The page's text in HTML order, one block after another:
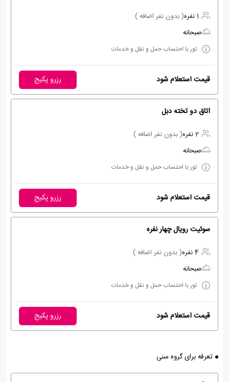
1 نفره
( بدون نفر اضافه )
صبحانه
تور با احتساب حمل و نقل و خدمات
قیمت استعلام شود رزرو پکیج
اتاق دو تخته دبل
2 نفره
( بدون نفر اضافه )
صبحانه
تور با احتساب حمل و نقل و خدمات
قیمت استعلام شود رزرو پکیج
سوئیت رویال چهار نفره
4 نفره
( بدون نفر اضافه )
صبحانه
تور با احتساب حمل و نقل و خدمات
قیمت استعلام شود رزرو پکیج
تعرفه برای گروه سنی